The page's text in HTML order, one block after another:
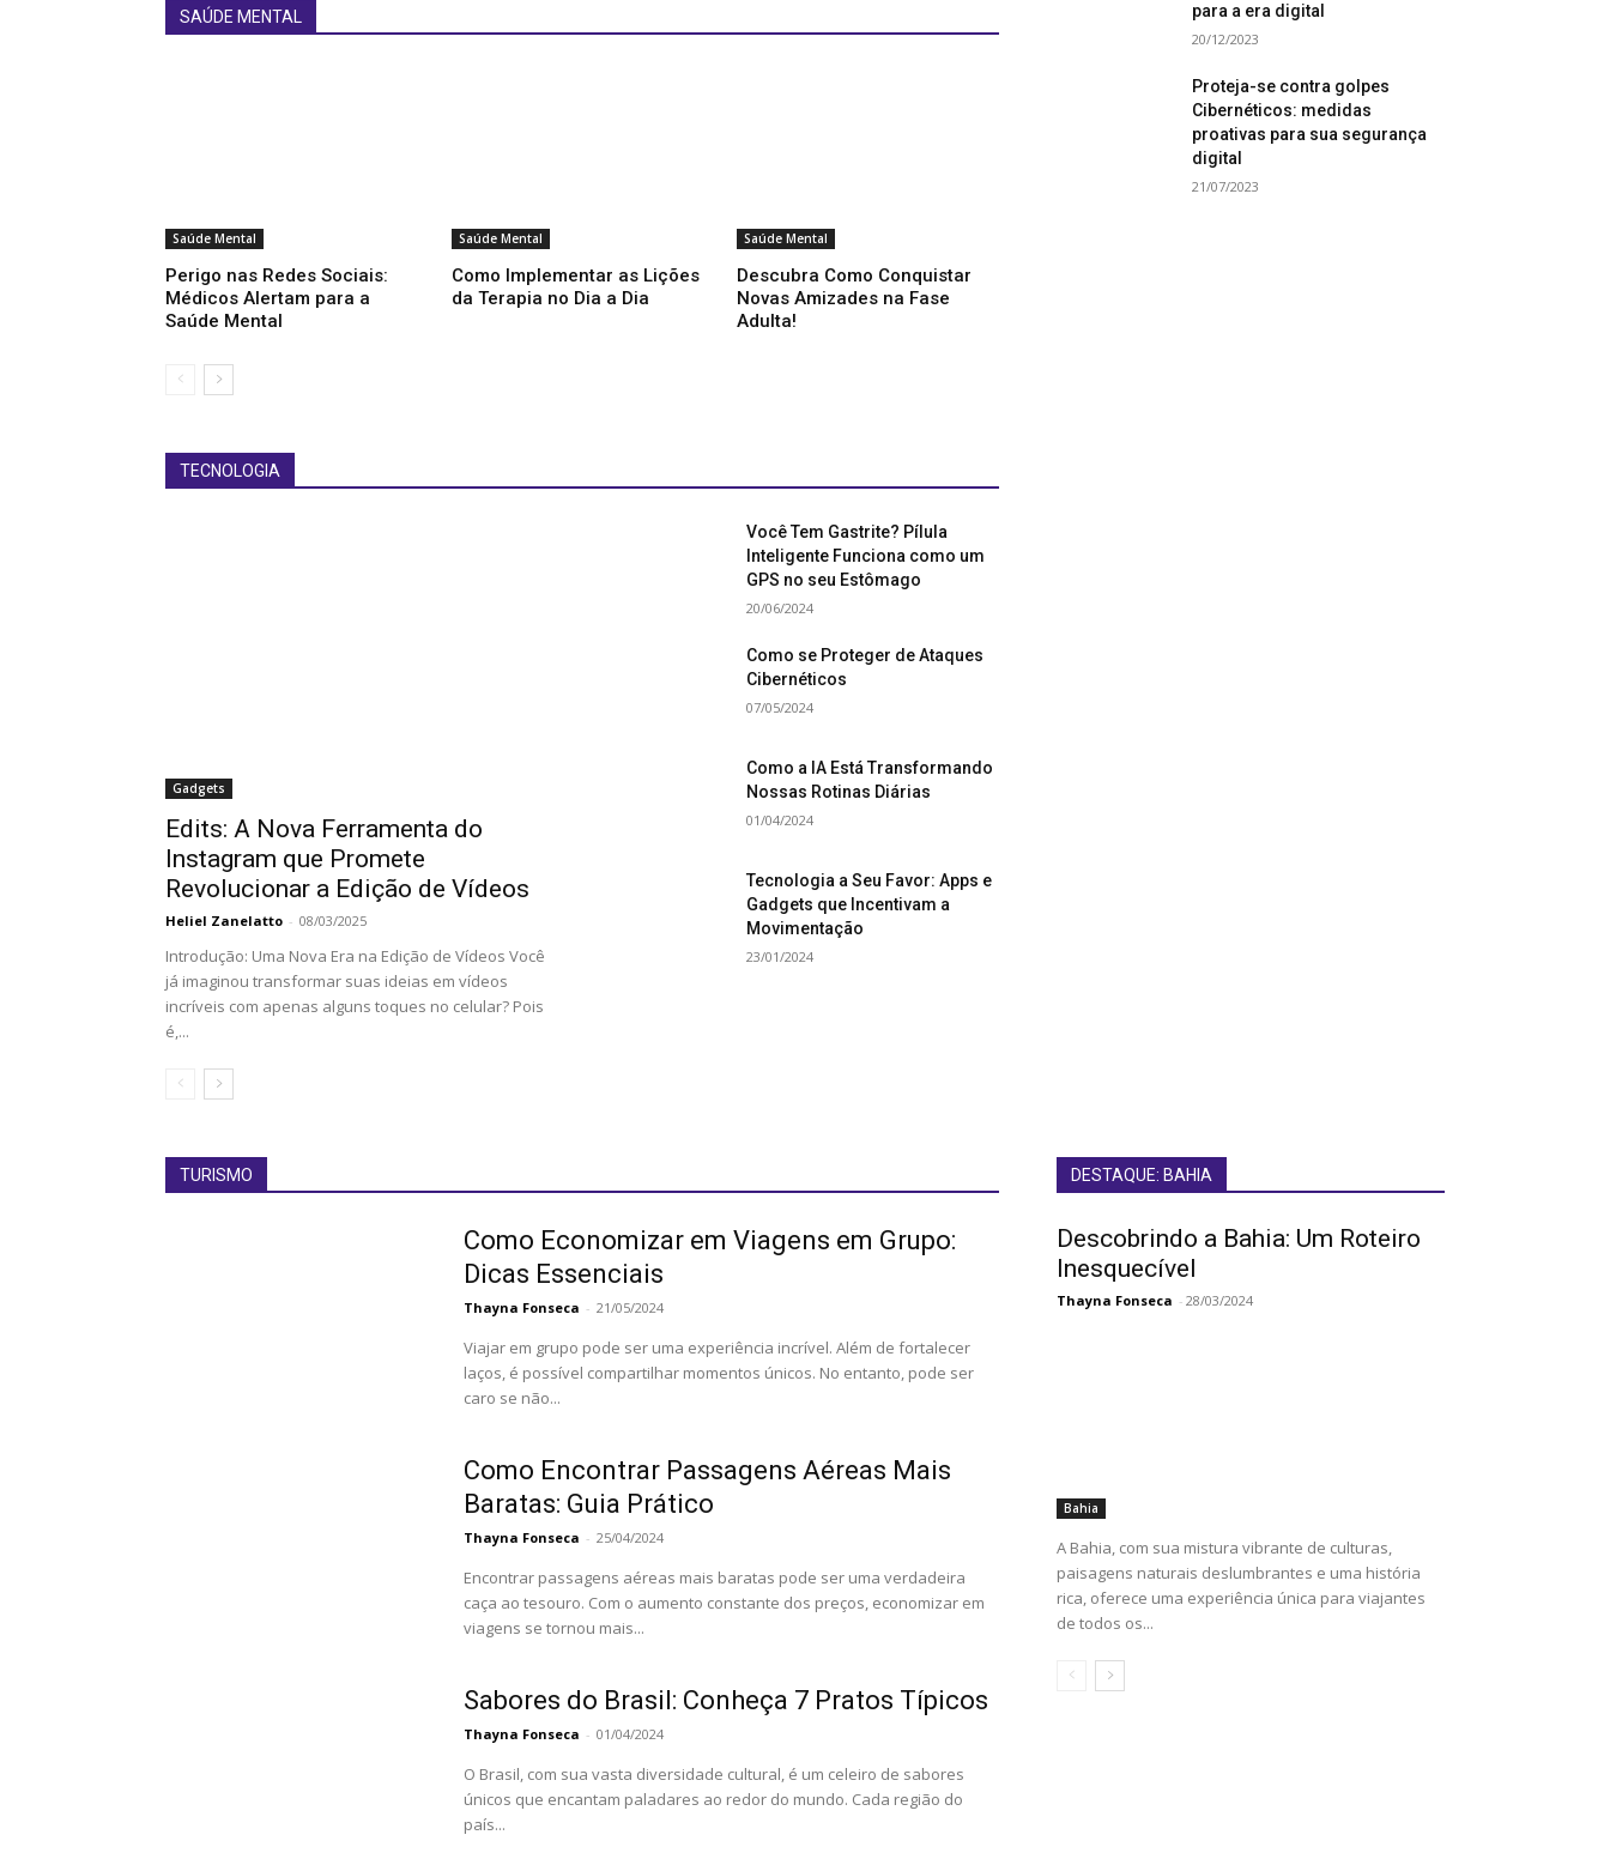
SAÚDE MENTAL
Saúde Mental
Perigo nas Redes Sociais:
Médicos Alertam para a
Saúde Mental
Saúde Mental
Como Implementar as Lições
da Terapia no Dia a Dia
Saúde Mental
Descubra Como Conquistar
Novas Amizades na Fase
Adulta!
TECNOLOGIA
Gadgets
Edits: A Nova Ferramenta do
Instagram que Promete
Revolucionar a Edição de Vídeos
Heliel Zanelatto - 08/03/2025
Introdução: Uma Nova Era na Edição de Vídeos Você
já imaginou transformar suas ideias em vídeos
incríveis com apenas alguns toques no celular? Pois
é,...
Você Tem Gastrite? Pílula
Inteligente Funciona como um
GPS no seu Estômago
20/06/2024
Como se Proteger de Ataques
Cibernéticos
07/05/2024
Como a IA Está Transformando
Nossas Rotinas Diárias
01/04/2024
Tecnologia a Seu Favor: Apps e
Gadgets que Incentivam a
Movimentação
23/01/2024
para a era digital
20/12/2023
Proteja-se contra golpes
Cibernéticos: medidas
proativas para sua segurança
digital
21/07/2023
TURISMO
Como Economizar em Viagens em Grupo:
Dicas Essenciais
Thayna Fonseca - 21/05/2024
Viajar em grupo pode ser uma experiência incrível. Além de fortalecer
laços, é possível compartilhar momentos únicos. No entanto, pode ser
caro se não...
Como Encontrar Passagens Aéreas Mais
Baratas: Guia Prático
Thayna Fonseca - 25/04/2024
Encontrar passagens aéreas mais baratas pode ser uma verdadeira
caça ao tesouro. Com o aumento constante dos preços, economizar em
viagens se tornou mais...
Sabores do Brasil: Conheça 7 Pratos Típicos
Thayna Fonseca - 01/04/2024
O Brasil, com sua vasta diversidade cultural, é um celeiro de sabores
únicos que encantam paladares ao redor do mundo. Cada região do
país...
DESTAQUE: BAHIA
Descobrindo a Bahia: Um Roteiro
Inesquecível
Thayna Fonseca - 28/03/2024
Bahia
A Bahia, com sua mistura vibrante de culturas,
paisagens naturais deslumbrantes e uma história
rica, oferece uma experiência única para viajantes
de todos os...